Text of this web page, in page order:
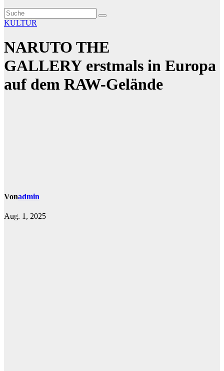
KULTUR
NARUTO THE
GALLERY erstmals in Europa
auf dem RAW-Gelände
Vonadmin
Aug. 1, 2025